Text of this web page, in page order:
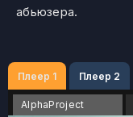
абьюзера.
Плеер 1 Плеер 2
AlphaProject